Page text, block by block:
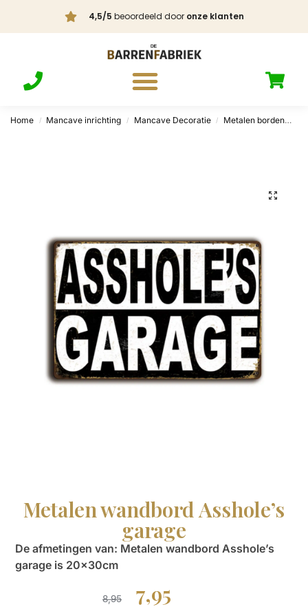
4,5/5 beoordeeld door onze klanten
Home / Mancave inrichting / Mancave Decoratie / Metalen borden
Metalen wandbord Asshole’s
garage
De afmetingen van: Metalen wandbord Asshole’s
garage is 20x30cm
8,95 7,95